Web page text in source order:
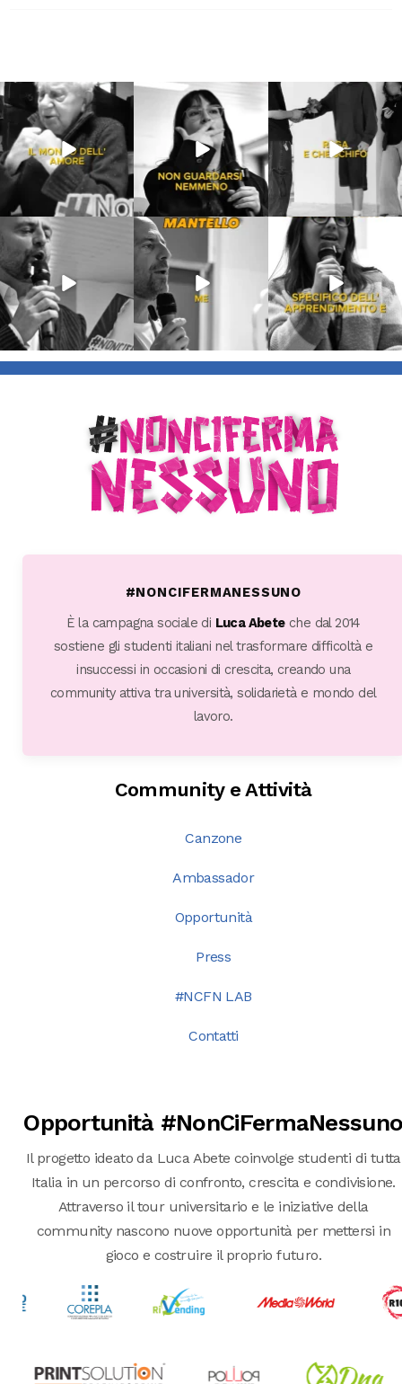
Lug 31
213 4
Lug 16
53 1
Lug 13
199 10
Lug 9
54
Giu 21 Giu 18
871
#NONCIFERMANESSUNO
È la campagna sociale di Luca Abeteche dal 2014
sostiene gli studenti italiani nel trasformare difficoltà e
insuccessi in occasioni di crescita, creando una
community attiva tra università, solidarietà e mondo del
lavoro.
Community e Attività
Canzone
Ambassador
Opportunità
Press
#NCFN LAB
Contatti
Opportunità
Il progetto ideato da Luca Abete coinvolge studenti di tutta
Italia in un percorso di confronto, crescita e condivisione.
Attraverso il tour universitario e le iniziative della
community nascono nuove opportunità per mettersi in
gioco e costruire il proprio futuro.